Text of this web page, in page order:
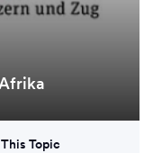
Topic